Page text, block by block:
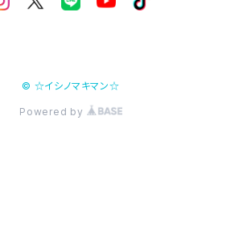
© ☆イシノマキマン☆
Powered by